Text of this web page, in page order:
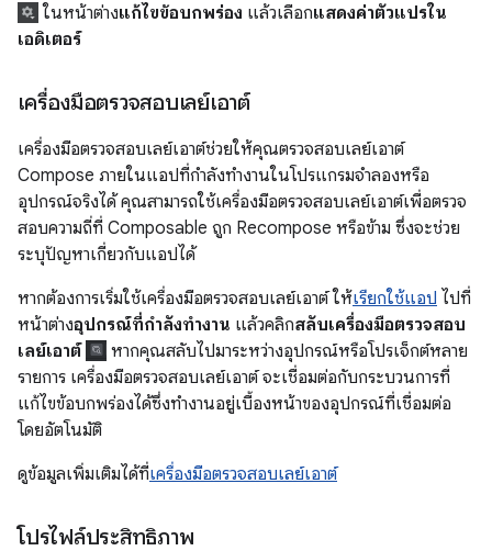
ในหน้าต่างแก้ไขข้อบกพร่อง แล้วเลือกแสดงค่าตัวแปรใน
เอดิเตอร์
เครื่องมือตรวจสอบเลย์เอาต์
เครื่องมือตรวจสอบเลย์เอาต์ช่วยให้คุณตรวจสอบเลย์เอาต์
Compose ภายในแอปที่กําลังทํางานในโปรแกรมจำลองหรือ
อุปกรณ์จริงได้ คุณสามารถใช้เครื่องมือตรวจสอบเลย์เอาต์เพื่อตรวจ
สอบความถี่ที่ Composable ถูก Recompose หรือข้าม ซึ่งจะช่วย
ระบุปัญหาเกี่ยวกับแอปได้
หากต้องการเริ่มใช้เครื่องมือตรวจสอบเลย์เอาต์ ให้เรียกใช้แอป ไปที่
หน้าต่างอุปกรณ์ที่กำลังทำงาน แล้วคลิกสลับเครื่องมือตรวจสอบ
เลย์เอาต์
หากคุณสลับไปมาระหว่างอุปกรณ์หรือโปรเจ็กต์หลาย
รายการ เครื่องมือตรวจสอบเลย์เอาต์ จะเชื่อมต่อกับกระบวนการที่
แก้ไขข้อบกพร่องได้ซึ่งทำงานอยู่เบื้องหน้าของอุปกรณ์ที่เชื่อมต่อ
โดยอัตโนมัติ
ดูข้อมูลเพิ่มเติมได้ที่เครื่องมือตรวจสอบเลย์เอาต์
โปรไฟล์ประสิทธิภาพ